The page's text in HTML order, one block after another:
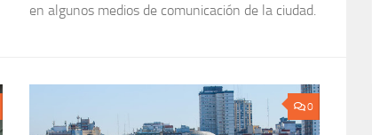
en algunos medios de comunicación de la ciudad.
0